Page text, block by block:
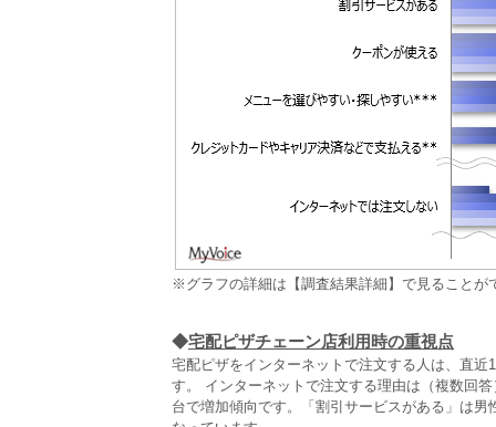
※グラフの詳細は【調査結果詳細】で見ることが
◆宅配ピザチェーン店利用時の重視点
宅配ピザをインターネットで注文する人は、直
す。 インターネットで注文する理由は（複数回
台で増加傾向です。「割引サービスがある」は